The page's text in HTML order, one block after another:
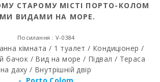
СТАРОМУ МІСТІ ПОРТО-КОЛОМ
ВИДАМИ НА МОРЕ.
Посилання : V-0384
кімната / 1 туалет / Кондиціонер /
бачок / Вид на море / Підвал / Тераса
на даху / Внутрішній двір